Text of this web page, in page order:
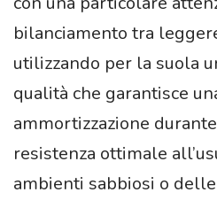
bilanciamento tra
utilizzando per la suola
qualità che garantisce
ammortizzazione
resistenza ottimale
ambienti sabbiosi o